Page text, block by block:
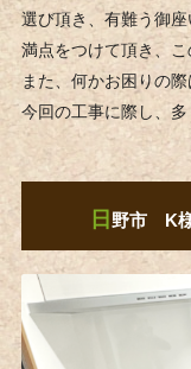
選び頂き、有難う御座
満点をつけて頂き、こ
また、何かお困りの際
今回の工事に際し、
日野市 K